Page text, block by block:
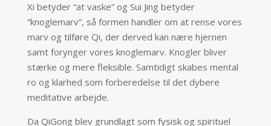
Xi betyder “at vaske” og Sui Jing betyder
“knoglemarv”, så formen handler om at rense vores
marv og tilføre Qi, der derved kan nære hjernen
samt forynger vores knoglemarv. Knogler bliver
stærke og mere fleksible. Samtidigt skabes mental
ro og klarhed som forberedelse til det dybere
meditative arbejde.
Da QiGong blev grundlagt som fysisk og spirituel